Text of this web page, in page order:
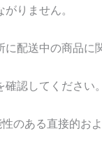
りません。
配送中の商品に
認してください。
のある直接的お